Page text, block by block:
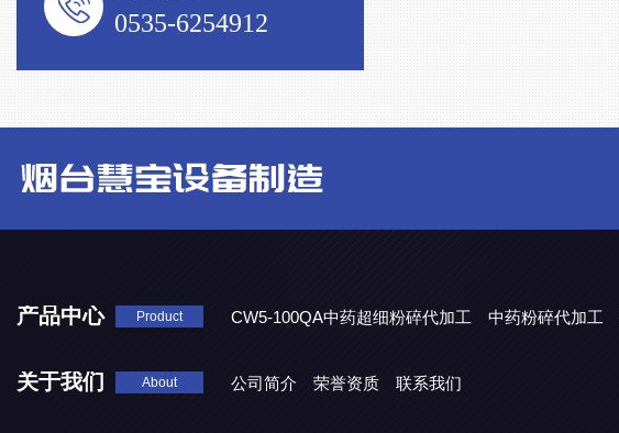
0535-6254912
产品中心 Product CW5-100QA中药超细粉碎代加工 中药粉碎代加工
关于我们 About 公司简介 荣誉资质 联系我们